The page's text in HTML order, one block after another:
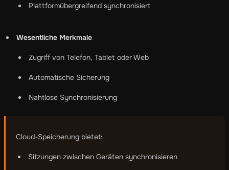
Plattformübergreifend synchronisiert
Wesentliche Merkmale
Zugriff von Telefon, Tablet oder Web
Automatische Sicherung
Nahtlose Synchronisierung
Cloud-Speicherung bietet:
Sitzungen zwischen Geräten synchronisieren